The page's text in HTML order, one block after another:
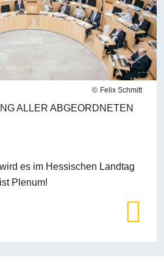
Felix Schmitt
ALLER ABGEORDNETEN
es im Hessischen Landtag
Plenum!